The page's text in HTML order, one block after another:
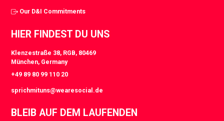
Our D&I Commitments
HIER FINDEST DU UNS
Klenzestraße 38, RGB, 80469
München, Germany
+49 89 80 99 110 20
sprichmituns@wearesocial.de
BLEIB AUF DEM LAUFENDEN